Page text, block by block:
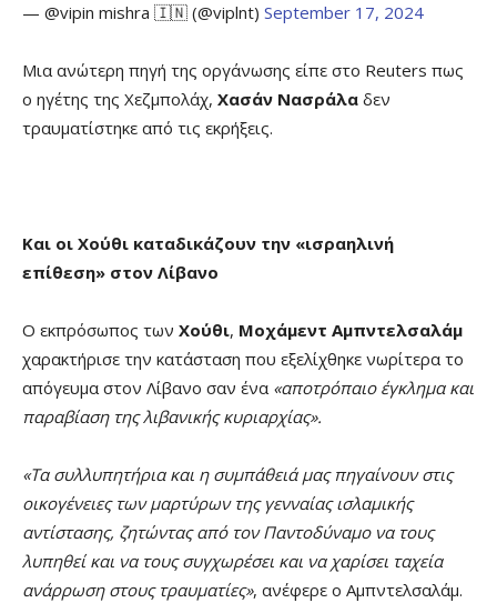
— @vipin mishra 🇮🇳 (@viplnt) September 17, 2024
Μια ανώτερη πηγή της οργάνωσης είπε στο Reuters πως
ο ηγέτης της Χεζμπολάχ, Χασάν Νασράλα δεν
τραυματίστηκε από τις εκρήξεις.
Και οι Χούθι καταδικάζουν την «ισραηλινή
επίθεση» στον Λίβανο
Ο εκπρόσωπος των Χούθι, Μοχάμεντ Αμπντελσαλάμ
χαρακτήρισε την κατάσταση που εξελίχθηκε νωρίτερα το
απόγευμα στον Λίβανο σαν ένα «αποτρόπαιο έγκλημα και
παραβίαση της λιβανικής κυριαρχίας».
«Τα συλλυπητήρια και η συμπάθειά μας πηγαίνουν στις
οικογένειες των μαρτύρων της γενναίας ισλαμικής
αντίστασης, ζητώντας από τον Παντοδύναμο να τους
λυπηθεί και να τους συγχωρέσει και να χαρίσει ταχεία
ανάρρωση στους τραυματίες», ανέφερε ο Αμπντελσαλάμ.